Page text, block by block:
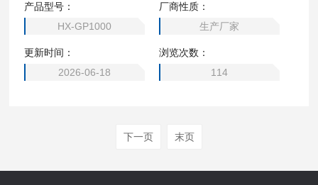
电，冲击流速无极可调，加装外置流量计（参考流量，流量值
受料液密度，温度，进出管径影响）。 6.电炉为高纯铝块导
热设计，后期可更换方便匹配不同测试桶。 7.该设计具有导
热迅速，混液速度快特点。
产品型号：
HX-GP1000
厂商性质：
生产厂家
更新时间：
2026-06-18
浏览次数：
114
下一页 末页